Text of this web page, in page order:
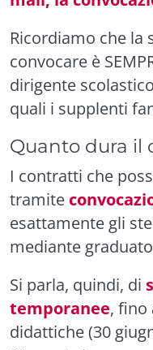
Ricordiamo che la
convocare è
dirigente
quali i supplenti
Quanto dura il
I contratti che
tramite
esattamente gli
mediante
Si parla, quindi, di
temporanee, fino
didattiche (30